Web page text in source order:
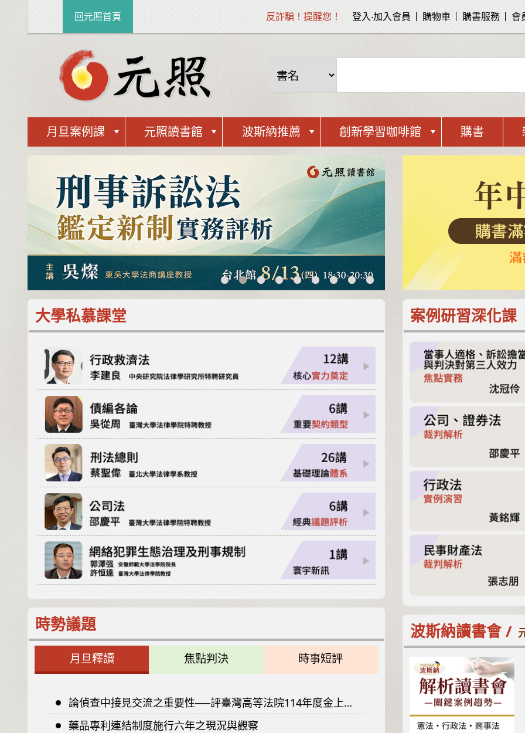
回元照首頁 反詐騙！提醒您！ 登入‧加入會員 購物車 購書服務 會
月旦案例課 元照讀書館 波斯納推薦 創新學習咖啡館 購書
大學私慕課堂
時勢議題
月旦釋讀 焦點判決 時事短評
論偵查中接見交流之重要性──評臺灣高等法院114年度金上訴字第38號刑事判決
藥品專利連結制度施行六年之現況與觀察
案例研習深化課
波斯納讀書會 /